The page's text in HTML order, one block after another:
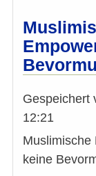
Gespeichert
12:21
Muslimische
keine